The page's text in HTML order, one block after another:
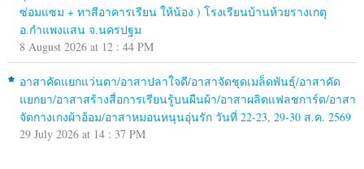
ซ่อมแซม + ทาสีอาคารเรียน ให้น้อง ) โรงเรียนบ้านห้วยรางเกตุ
อ.กำแพงแสน จ.นครปฐม
8 August 2026 at 12 : 44 PM
อาสาคัดแยกแว่นตา/อาสาปลาใจดี/อาสาจัดชุดเมล็ดพันธุ์/อาสาคัด
แยกยา/อาสาสร้างสื่อการเรียนรู้บนผืนผ้า/อาสาผลิตแฟลชการ์ด/อาสา
จัดกางเกงผ้าอ้อม/อาสาหมอนหนุนอุ่นรัก วันที่ 22-23, 29-30 ส.ค. 2569
29 July 2026 at 14 : 37 PM